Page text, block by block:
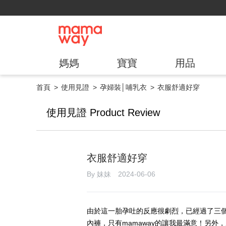
媽媽 寶寶 用品
首頁 使用見證 孕婦裝│哺乳衣 衣服舒適好穿
使用見證 Product Review
衣服舒適好穿
By 妹妹 2024-06-06
由於這一胎孕吐的反應很劇烈，已經過了三
內褲，只有mamaway的讓我最滿意！另外